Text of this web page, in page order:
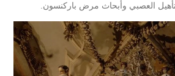
العصبي وأبحاث مرض باركنسون.